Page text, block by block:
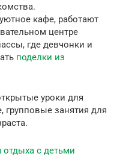
кафе, работают
центре
где девчонки и
поделки из
уроки для
занятия для
с детьми